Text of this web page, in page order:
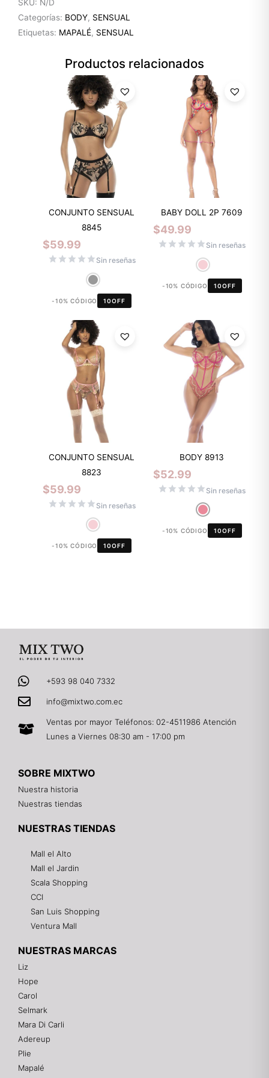
SKU: N/D
Categorías: BODY, SENSUAL
Etiquetas: MAPALÉ, SENSUAL
Productos relacionados
CONJUNTO SENSUAL
8845
$59.99
Sin reseñas
-10% CÓDIGO 10OFF
BABY DOLL 2P 7609
$49.99
Sin reseñas
-10% CÓDIGO 10OFF
CONJUNTO SENSUAL
8823
$59.99
Sin reseñas
-10% CÓDIGO 10OFF
BODY 8913
$52.99
Sin reseñas
-10% CÓDIGO 10OFF
+593 98 040 7332
info@mixtwo.com.ec
Ventas por mayor Teléfonos: 02-4511986 Atención
Lunes a Viernes 08:30 am - 17:00 pm
SOBRE MIXTWO
Nuestra historia
Nuestras tiendas
NUESTRAS TIENDAS
Mall el Alto
Mall el Jardin
Scala Shopping
CCI
San Luis Shopping
Ventura Mall
NUESTRAS MARCAS
Liz
Hope
Carol
Selmark
Mara Di Carli
Adereup
Plie
Mapalé
¡Hola! 👋
Gracias por visitarnos. Te asesoramos
personalmente con tu compra: tallas, envíos y